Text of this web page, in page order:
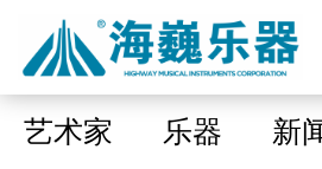
艺术家 乐器 新